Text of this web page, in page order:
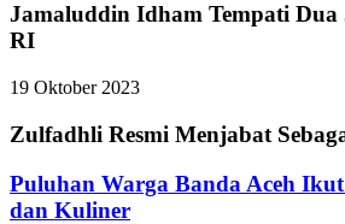
Jamaluddin Idham Tempati
RI
19 Oktober 2023
Zulfadhli Resmi Menjabat
Puluhan Warga Banda Aceh
dan Kuliner